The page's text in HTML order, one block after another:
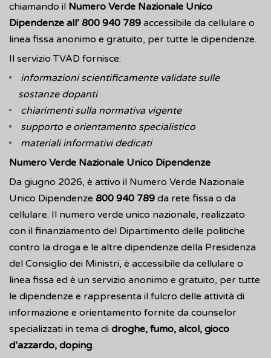
chiamando il Numero Verde Nazionale Unico
Dipendenze all’ 800 940 789 accessibile da cellulare o
linea fissa anonimo e gratuito, per tutte le dipendenze.
Il servizio TVAD fornisce:
informazioni scientificamente validate sulle
sostanze dopanti
chiarimenti sulla normativa vigente
supporto e orientamento specialistico
materiali informativi dedicati
Numero Verde Nazionale Unico Dipendenze
Da giugno 2026, è attivo il Numero Verde Nazionale
Unico Dipendenze 800 940 789 da rete fissa o da
cellulare. Il numero verde unico nazionale, realizzato
con il finanziamento del Dipartimento delle politiche
contro la droga e le altre dipendenze della Presidenza
del Consiglio dei Ministri, è accessibile da cellulare o
linea fissa ed è un servizio anonimo e gratuito, per tutte
le dipendenze e rappresenta il fulcro delle attività di
informazione e orientamento fornite da counselor
specializzati in tema di droghe, fumo, alcol, gioco
d’azzardo, doping.